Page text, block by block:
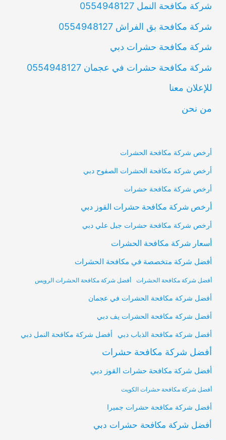
شركة مكافحة النمل 0554948127
شركة مكافحة بق الفراش 0554948127
شركة مكافحة حشرات دبي
شركة مكافحة حشرات في عجمان 0554948127
للإعلان معنا
من نحن
أرخص شركة مكافحة الحشرات
أرخص شركة مكافحة الحشرات الصفوح دبي
أرخص شركة مكافحة حشرات
أرخص شركة مكافحة حشرات القوز دبي
أرخص شركة مكافحة حشرات جبل علي دبي
أسعار شركة مكافحة الحشرات
أفضل شركة متخصصة في مكافحة الحشرات
أفضل شركة مكافحة الحشرات أفضل شركة مكافحة الحشرات الرويس
أفضل شركة مكافحة الحشرات في عجمان
أفضل شركة مكافحة الحشرات يف دبي
أفضل شركة مكافحة الذباب دبي أفضل شركة مكافحة النمل دبي
أفضل شركة مكافحة حشرات
أفضل شركة مكافحة حشرات القوز دبي
أفضل شركة مكافحة حشرات الكويت
أفضل شركة مكافحة حشرات جميرا
أفضل شركة مكافحة حشرات دبي